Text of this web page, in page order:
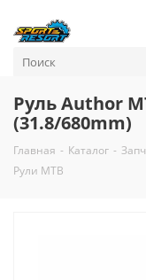
Руль Author
(31.8/680mm)
Главная - Каталог -
Рули MTB